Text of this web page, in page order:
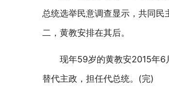
总统选举民意调查显示，共同
二，黄教安排在其后。
现年59岁的黄教安2015年6
替代主政，担任代总统。(完)